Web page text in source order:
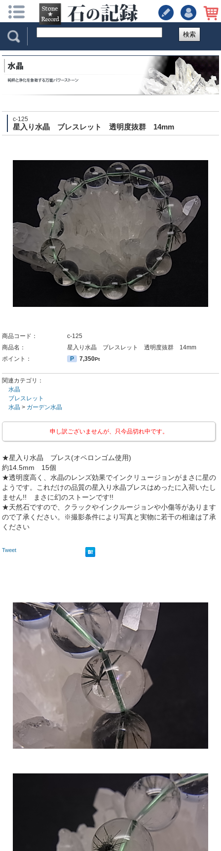
検索
c-125
星入り水晶 ブレスレット 透明度抜群 14mm
商品コード：
c-125
商品名：
星入り水晶 ブレスレット 透明度抜群 14mm
ポイント：
P 7,350Pt
関連カテゴリ：
水晶
ブレスレット
水晶> ガーデン水晶
申し訳ございませんが、只今品切れ中です。
★星入り水晶 ブレス(オペロンゴム使用)
約14.5mm 15個
★透明度高く、水晶のレンズ効果でインクリュージョンがまさに星の
ようです。これだけの品質の星入り水晶ブレスはめったに入荷いたし
ません!! まさに幻のストーンです!!
★天然石ですので、クラックやインクルージョンや小傷等があります
ので了承ください。※撮影条件により写真と実物に若干の相違は了承
ください
Tweet